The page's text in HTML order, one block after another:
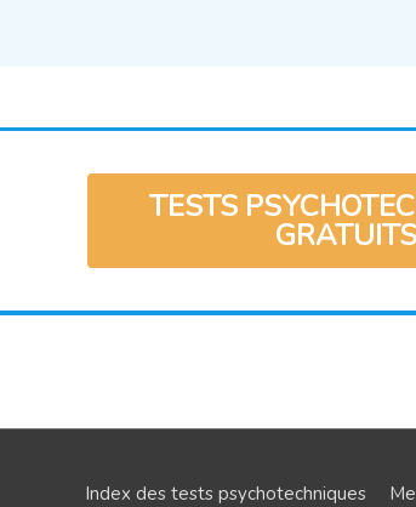
TESTS
GRATUITS
Index des tests psychotechniques